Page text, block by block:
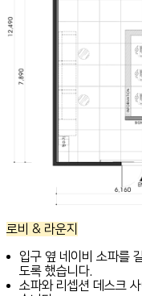
로비 & 라운지
입구 옆 네이비 소파를
도록 했습니다.
소파와 리셉션 데스크